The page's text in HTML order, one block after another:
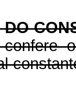
confere